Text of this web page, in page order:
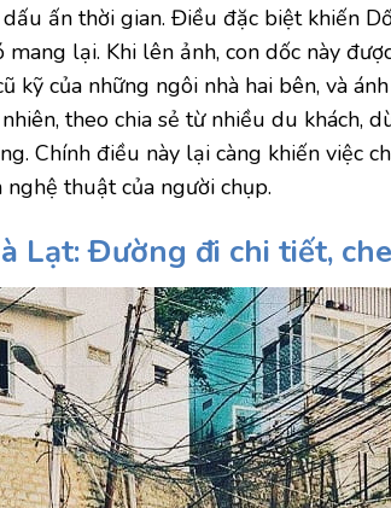
ấn thời gian. Điều đặc biệt khiến
mang lại. Khi lên ảnh, con dốc này
kỹ của những ngôi nhà hai bên, và
theo chia sẻ từ nhiều du khách,
Chính điều này lại càng khiến việc
thuật của người chụp.
Lạt: Đường đi chi tiết,